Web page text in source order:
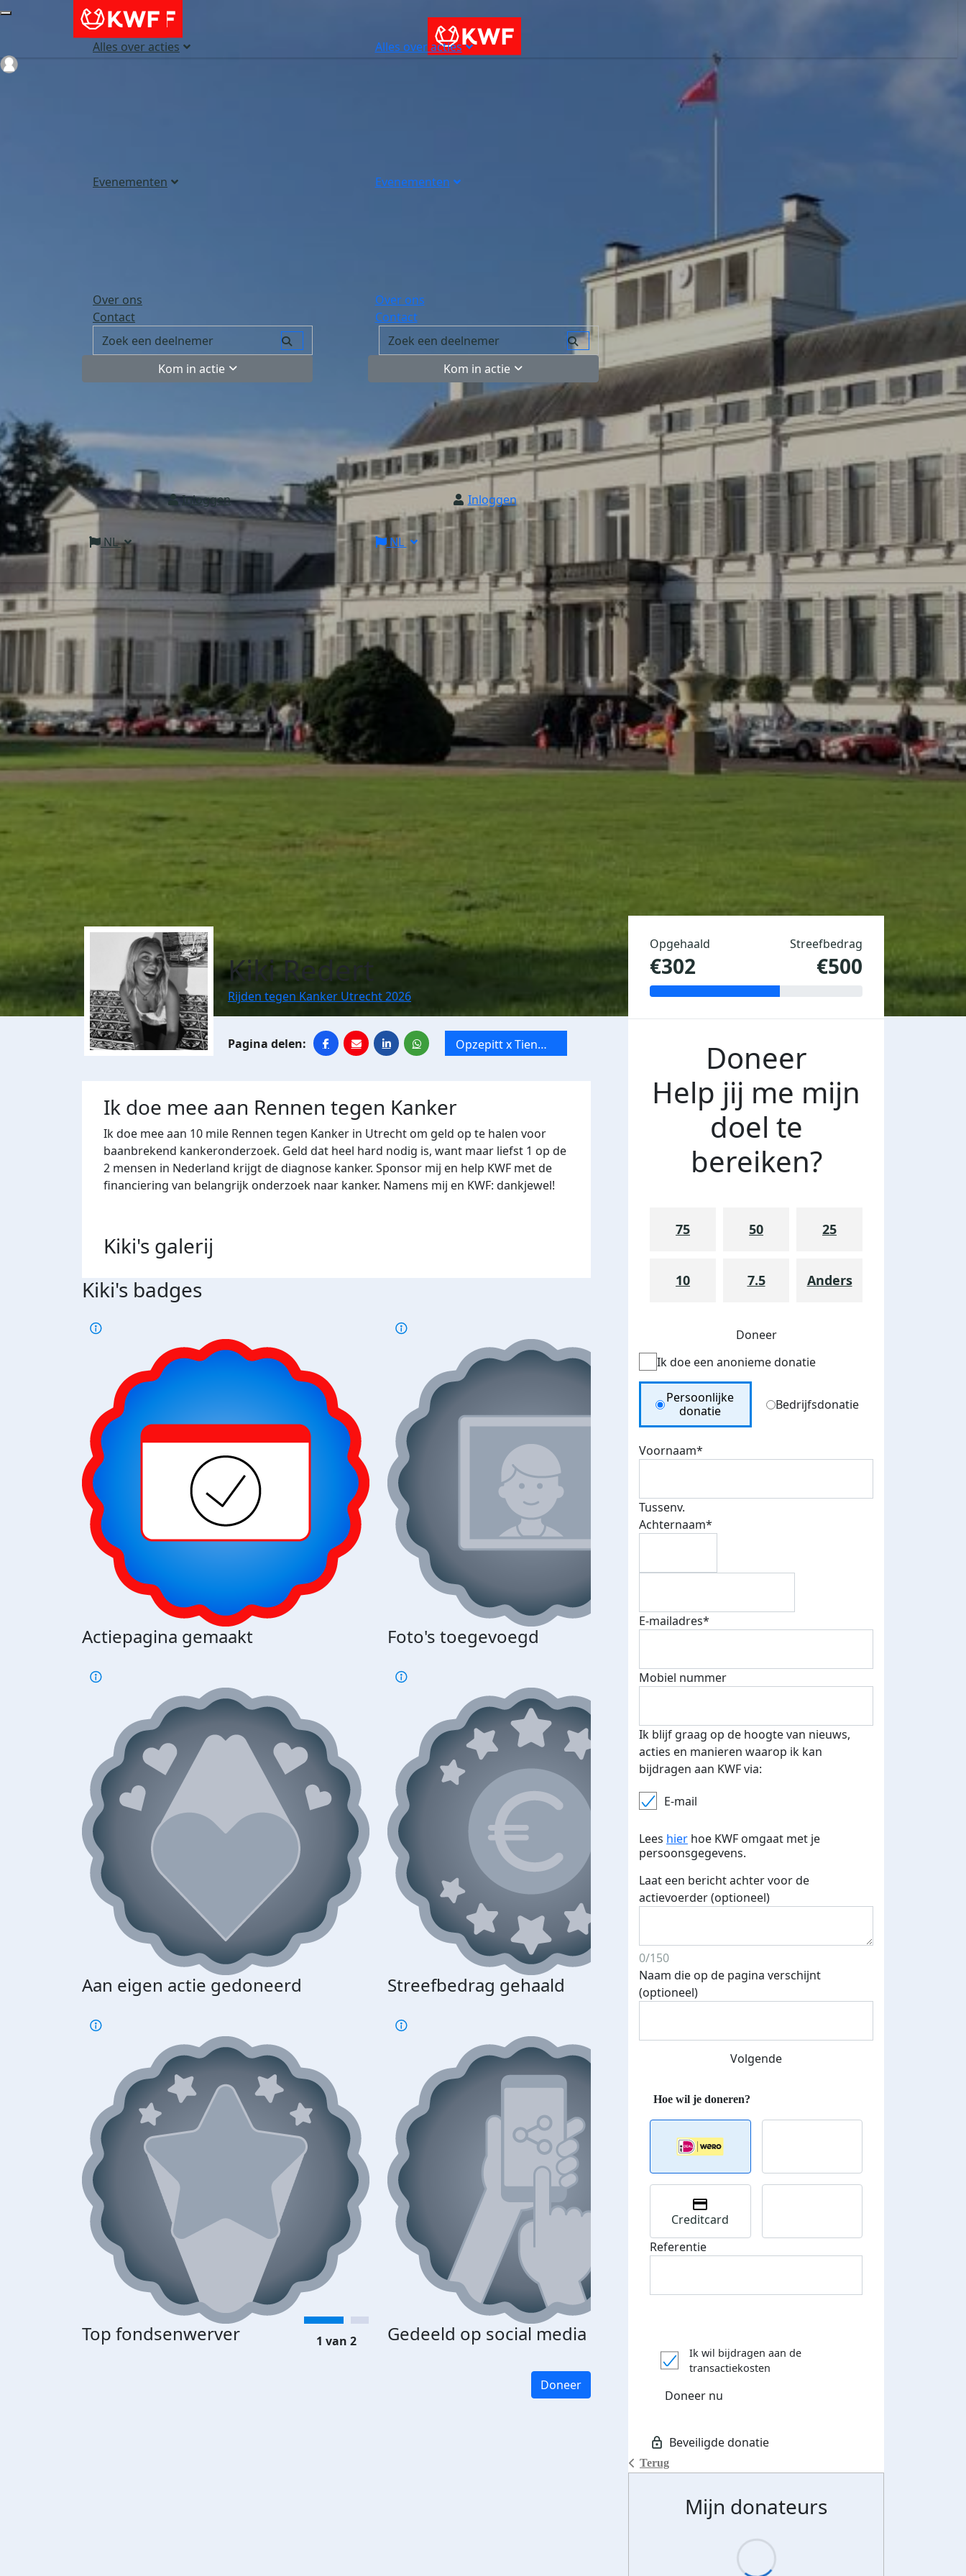
Alles over acties
Evenementen
Over ons
Contact
Kom in actie
Inloggen
NL
Alles over acties
Evenementen
Over ons
Contact
Kom in actie
Inloggen
NL
Kiki Redert
Rijden tegen Kanker Utrecht 2026
Opzepitt x Tien
Mile van Utrecht
Ik doe mee aan Rennen tegen Kanker
Ik doe mee aan 10 mile Rennen tegen Kanker in Utrecht om geld op te halen voor
baanbrekend kankeronderzoek. Geld dat heel hard nodig is, want maar liefst 1 op de
2 mensen in Nederland krijgt de diagnose kanker. Sponsor mij en help KWF met de
financiering van belangrijk onderzoek naar kanker. Namens mij en KWF: dankjewel!
Kiki's galerij
Kiki's badges
Actiepagina gemaakt Foto's toegevoegd E-mails verstuurd
Aan eigen actie gedoneerd Streefbedrag gehaald Streefbedrag verhoogd
Top fondsenwerver Gedeeld op social media
Top fondsenwerver
1 van 2
Doneer
Opgehaald
€302
Streefbedrag
€500
Doneer
Help jij me mijn
doel te
bereiken?
75 50 25
10 7.5 Anders
Doneer
Ik doe een anonieme donatie
Donation Type
Persoonlijke
donatie
Bedrijfsdonatie
Voornaam*
Tussenv.
Achternaam*
E-mailadres*
Mobiel nummer
Ik blijf graag op de hoogte van nieuws,
acties en manieren waarop ik kan
bijdragen aan KWF via:
E-mail
Lees hier hoe KWF omgaat met je
persoonsgegevens.
Laat een bericht achter voor de
actievoerder (optioneel)
0/150
Naam die op de pagina verschijnt
(optioneel)
Volgende
Terug
Creditcard
Referentie
Ik wil bijdragen aan de
transactiekosten
Doneer nu
Mijn donateurs